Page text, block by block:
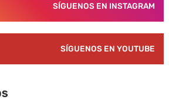
SÍGUENOS EN INSTAGRAM
SÍGUENOS EN YOUTUBE